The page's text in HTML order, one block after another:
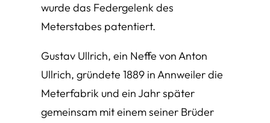
wurde das Federgelenk des
Meterstabes patentiert.
Gustav Ullrich, ein Neffe von Anton
Ullrich, gründete 1889 in Annweiler die
Meterfabrik und ein Jahr später
gemeinsam mit einem seiner Brüder